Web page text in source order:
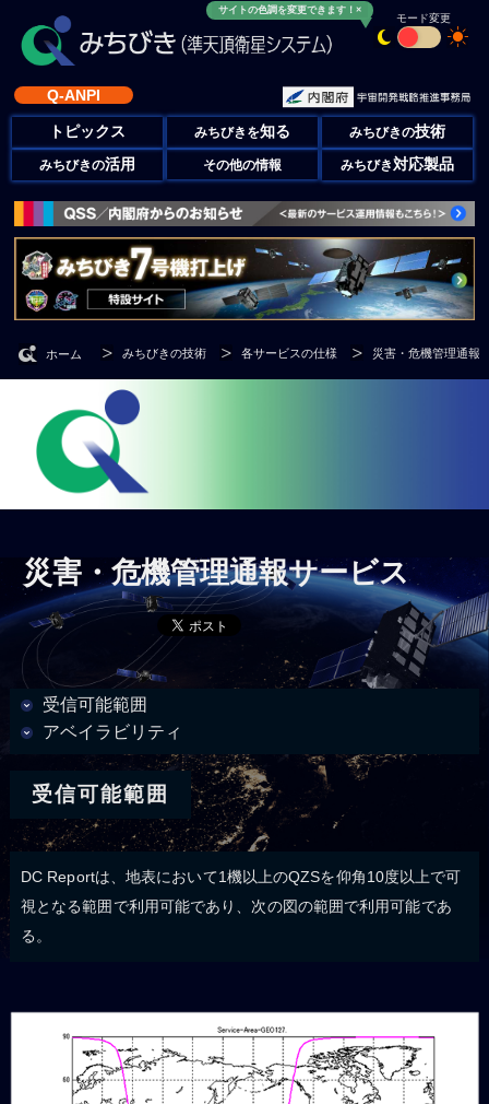
サイトの色調を変更できます！×
モード変更
Q-ANPI
トピックス みちびきを知る みちびきの技術
みちびきの活用 その他の情報 みちびき対応製品
ホーム みちびきの技術 各サービスの仕様 災害・危機管理通報
災害・危機管理通報サービス
受信可能範囲
アベイラビリティ
受信可能範囲
DC Reportは、地表において1機以上のQZSを仰角10度以上で可
視となる範囲で利用可能であり、次の図の範囲で利用可能であ
る。